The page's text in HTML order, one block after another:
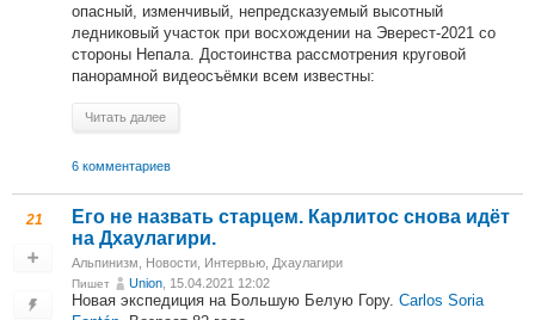
опасный, изменчивый, непредсказуемый высотный
ледниковый участок при восхождении на Эверест-2021 со
стороны Непала. Достоинства рассмотрения круговой
панорамной видеосъёмки всем известны:
Читать далее
6 комментариев
21
Его не назвать старцем. Карлитос снова идёт
на Дхаулагири.
Альпинизм Новости Интервью Дхаулагири
Пишет Union , 15.04.2021 12:02
Новая экспедиция на Большую Белую Гору. Carlos Soria